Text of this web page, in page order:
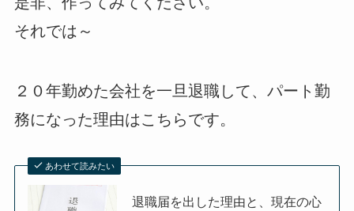
それでは～
２０年勤めた会社を一旦退職して、パート勤
務になった理由はこちらです。
あわせて読みたい
退職届を出した理由と、現在の心